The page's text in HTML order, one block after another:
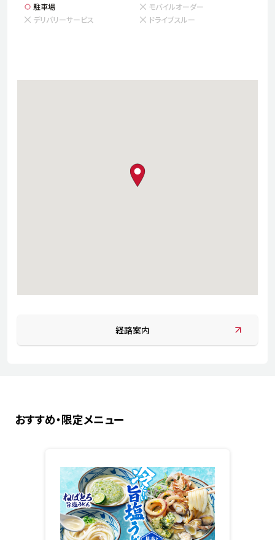
駐車場
モバイルオーダー
デリバリーサービス
ドライブスルー
map pin
経路案内
おすすめ・限定メニュー